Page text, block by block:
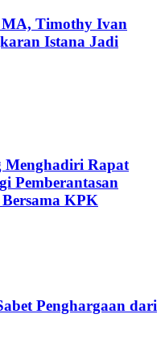
MA, Timothy Ivan
Istana Jadi
Menghadiri Rapat
Pemberantasan
KPK
Penghargaan dari